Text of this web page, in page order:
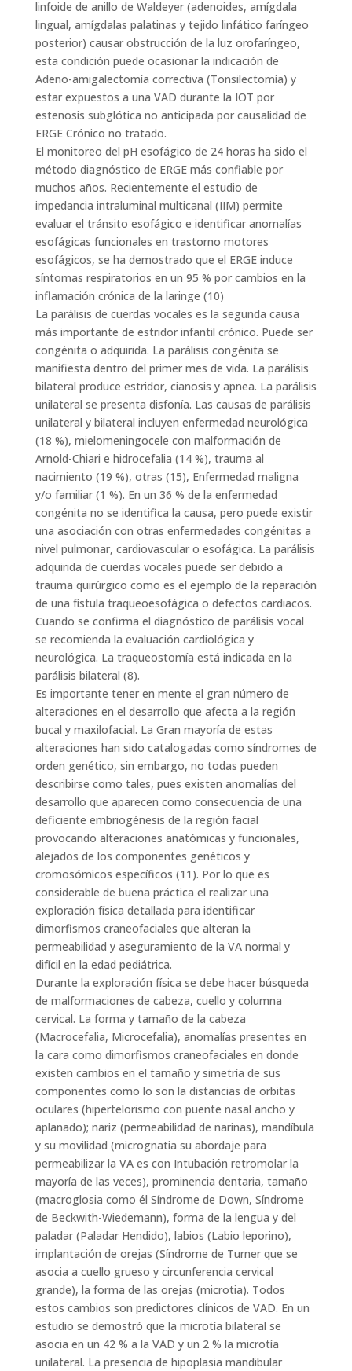
linfoide de anillo de Waldeyer (adenoides, amígdala
lingual, amígdalas palatinas y tejido linfático faríngeo
posterior) causar obstrucción de la luz orofaríngeo,
esta condición puede ocasionar la indicación de
Adeno-amigalectomía correctiva (Tonsilectomía) y
estar expuestos a una VAD durante la IOT por
estenosis subglótica no anticipada por causalidad de
ERGE Crónico no tratado.
El monitoreo del pH esofágico de 24 horas ha sido el
método diagnóstico de ERGE más confiable por
muchos años. Recientemente el estudio de
impedancia intraluminal multicanal (IIM) permite
evaluar el tránsito esofágico e identificar anomalías
esofágicas funcionales en trastorno motores
esofágicos, se ha demostrado que el ERGE induce
síntomas respiratorios en un 95 % por cambios en la
inflamación crónica de la laringe (10)
La parálisis de cuerdas vocales es la segunda causa
más importante de estridor infantil crónico. Puede ser
congénita o adquirida. La parálisis congénita se
manifiesta dentro del primer mes de vida. La parálisis
bilateral produce estridor, cianosis y apnea. La parálisis
unilateral se presenta disfonía. Las causas de parálisis
unilateral y bilateral incluyen enfermedad neurológica
(18 %), mielomeningocele con malformación de
Arnold-Chiari e hidrocefalia (14 %), trauma al
nacimiento (19 %), otras (15), Enfermedad maligna
y/o familiar (1 %). En un 36 % de la enfermedad
congénita no se identifica la causa, pero puede existir
una asociación con otras enfermedades congénitas a
nivel pulmonar, cardiovascular o esofágica. La parálisis
adquirida de cuerdas vocales puede ser debido a
trauma quirúrgico como es el ejemplo de la reparación
de una fístula traqueoesofágica o defectos cardiacos.
Cuando se confirma el diagnóstico de parálisis vocal
se recomienda la evaluación cardiológica y
neurológica. La traqueostomía está indicada en la
parálisis bilateral (8).
Es importante tener en mente el gran número de
alteraciones en el desarrollo que afecta a la región
bucal y maxilofacial. La Gran mayoría de estas
alteraciones han sido catalogadas como síndromes de
orden genético, sin embargo, no todas pueden
describirse como tales, pues existen anomalías del
desarrollo que aparecen como consecuencia de una
deficiente embriogénesis de la región facial
provocando alteraciones anatómicas y funcionales,
alejados de los componentes genéticos y
cromosómicos específicos (11). Por lo que es
considerable de buena práctica el realizar una
exploración física detallada para identificar
dimorfismos craneofaciales que alteran la
permeabilidad y aseguramiento de la VA normal y
difícil en la edad pediátrica.
Durante la exploración física se debe hacer búsqueda
de malformaciones de cabeza, cuello y columna
cervical. La forma y tamaño de la cabeza
(Macrocefalia, Microcefalia), anomalías presentes en
la cara como dimorfismos craneofaciales en donde
existen cambios en el tamaño y simetría de sus
componentes como lo son la distancias de orbitas
oculares (hipertelorismo con puente nasal ancho y
aplanado); nariz (permeabilidad de narinas), mandíbula
y su movilidad (micrognatia su abordaje para
permeabilizar la VA es con Intubación retromolar la
mayoría de las veces), prominencia dentaria, tamaño
(macroglosia como él Síndrome de Down, Síndrome
de Beckwith-Wiedemann), forma de la lengua y del
paladar (Paladar Hendido), labios (Labio leporino),
implantación de orejas (Síndrome de Turner que se
asocia a cuello grueso y circunferencia cervical
grande), la forma de las orejas (microtia). Todos
estos cambios son predictores clínicos de VAD. En un
estudio se demostró que la microtía bilateral se
asocia en un 42 % a la VAD y un 2 % la microtía
unilateral. La presencia de hipoplasia mandibular